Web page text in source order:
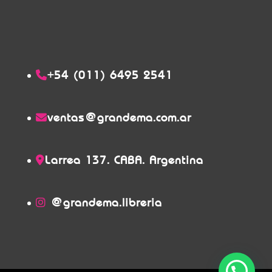
+54 (011) 6495 2541
ventas@grandema.com.ar
Larrea 137. CABA. Argentina
@grandema.libreria